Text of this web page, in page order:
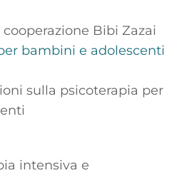
Bibi Zazai
bambini e adolescenti
sulla psicoterapia per
intensiva e